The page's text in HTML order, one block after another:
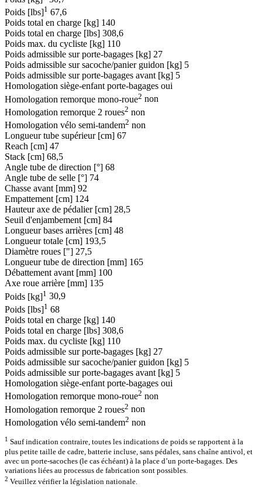
Poids [lbs]1 67,6
Poids total en charge [kg] 140
Poids total en charge [lbs] 308,6
Poids max. du cycliste [kg] 110
Poids admissible sur porte-bagages [kg] 27
Poids admissible sur sacoche/panier guidon [kg] 5
Poids admissible sur porte-bagages avant [kg] 5
Homologation siège-enfant porte-bagages oui
Homologation remorque mono-roue2 non
Homologation remorque 2 roues2 non
Homologation vélo semi-tandem2 non
Longueur tube supérieur [cm] 67
Reach [cm] 47
Stack [cm] 68,5
Angle tube de direction [°] 68
Angle tube de selle [°] 74
Chasse avant [mm] 92
Empattement [cm] 124
Hauteur axe de pédalier [cm] 28,5
Seuil d'enjambement [cm] 84
Longueur bases arrières [cm] 48
Longueur totale [cm] 193,5
Diamètre roues ["] 27,5
Longueur tube de direction [mm] 165
Débattement avant [mm] 100
Axe roue arrière [mm] 135
Poids [kg]1 30,9
Poids [lbs]1 68
Poids total en charge [kg] 140
Poids total en charge [lbs] 308,6
Poids max. du cycliste [kg] 110
Poids admissible sur porte-bagages [kg] 27
Poids admissible sur sacoche/panier guidon [kg] 5
Poids admissible sur porte-bagages avant [kg] 5
Homologation siège-enfant porte-bagages oui
Homologation remorque mono-roue2 non
Homologation remorque 2 roues2 non
Homologation vélo semi-tandem2 non
1 Sauf indication contraire, toutes les indications de poids se rapportent à la
plus petite taille de cadre, batterie incluse, sans pédales, sans chaîne antivol, et
avec un porte-sacoches (le cas échéant) à la place d’un porte-bagages. Des
variations liées au processus de fabrication sont possibles.
2 Veuillez vérifier la législation nationale.